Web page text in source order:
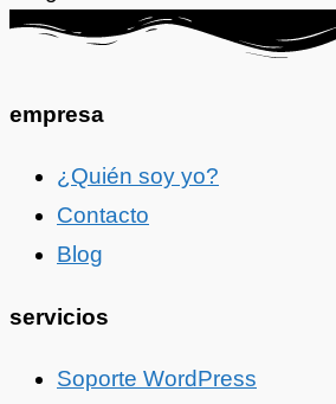
empresa
¿Quién soy yo?
Contacto
Blog
servicios
Soporte WordPress